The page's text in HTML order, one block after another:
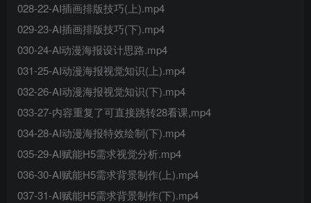
028-22-AI插画排版技巧(上).mp4
029-23-AI插画排版技巧(下).mp4
030-24-Al动漫海报设计思路.mp4
031-25-AI动漫海报视觉知识(上).mp4
032-26-AI动漫海报视觉知识(下).mp4
033-27-内容重复了可直接跳转28看课,mp4
034-28-AI动漫海报特效绘制(下).mp4
035-29-AI赋能H5需求视觉分析.mp4
036-30-AI赋能H5需求背景制作(上).mp4
037-31-AI赋能H5需求背景制作(下).mp4